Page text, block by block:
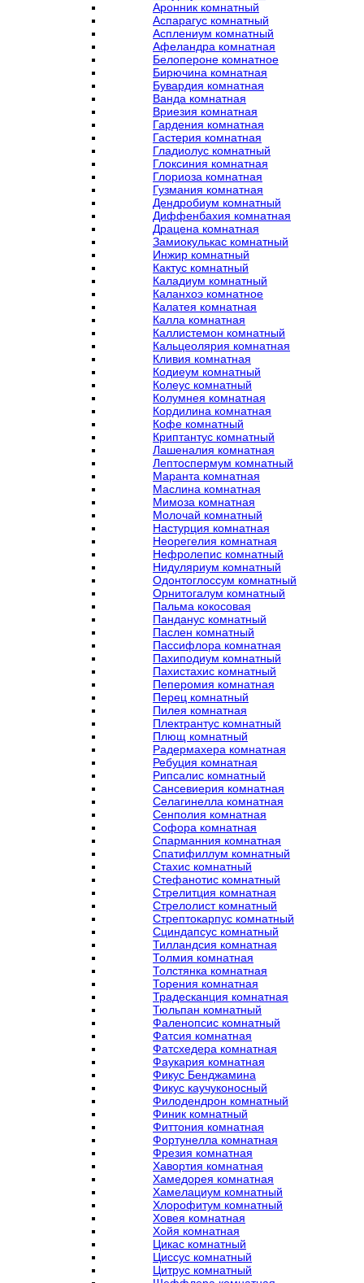
Аронник комнатный
Аспарагус комнатный
Асплениум комнатный
Афеландра комнатная
Белопероне комнатное
Бирючина комнатная
Бувардия комнатная
Ванда комнатная
Вриезия комнатная
Гардения комнатная
Гастерия комнатная
Гладиолус комнатный
Глоксиния комнатная
Глориоза комнатная
Гузмания комнатная
Дендробиум комнатный
Диффенбахия комнатная
Драцена комнатная
Замиокулькас комнатный
Инжир комнатный
Кактус комнатный
Каладиум комнатный
Каланхоэ комнатное
Калатея комнатная
Калла комнатная
Каллистемон комнатный
Кальцеолярия комнатная
Кливия комнатная
Кодиеум комнатный
Колеус комнатный
Колумнея комнатная
Кордилина комнатная
Кофе комнатный
Криптантус комнатный
Лашеналия комнатная
Лептоспермум комнатный
Маранта комнатная
Маслина комнатная
Мимоза комнатная
Молочай комнатный
Настурция комнатная
Неорегелия комнатная
Нефролепис комнатный
Нидуляриум комнатный
Одонтоглоссум комнатный
Орнитогалум комнатный
Пальма кокосовая
Панданус комнатный
Паслен комнатный
Пассифлора комнатная
Пахиподиум комнатный
Пахистахис комнатный
Пеперомия комнатная
Перец комнатный
Пилея комнатная
Плектрантус комнатный
Плющ комнатный
Радермахера комнатная
Ребуция комнатная
Рипсалис комнатный
Сансевиерия комнатная
Селагинелла комнатная
Сенполия комнатная
Софора комнатная
Спарманния комнатная
Спатифиллум комнатный
Стахис комнатный
Стефанотис комнатный
Стрелитция комнатная
Стрелолист комнатный
Стрептокарпус комнатный
Сциндапсус комнатный
Тилландсия комнатная
Толмия комнатная
Толстянка комнатная
Торения комнатная
Традесканция комнатная
Тюльпан комнатный
Фаленопсис комнатный
Фатсия комнатная
Фатсхедера комнатная
Фаукария комнатная
Фикус Бенджамина
Фикус каучуконосный
Филодендрон комнатный
Финик комнатный
Фиттония комнатная
Фортунелла комнатная
Фрезия комнатная
Хавортия комнатная
Хамедорея комнатная
Хамелациум комнатный
Хлорофитум комнатный
Ховея комнатная
Хойя комнатная
Цикас комнатный
Циссус комнатный
Цитрус комнатный